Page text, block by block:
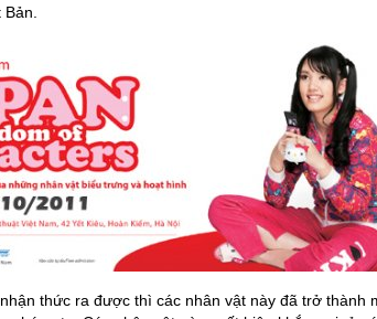
thức ra được thì các nhân vật này đã trở thành